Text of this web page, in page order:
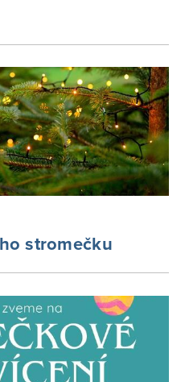
stromečku